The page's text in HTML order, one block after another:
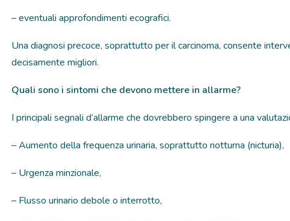
– eventuali approfondimenti ecografici.
Una diagnosi precoce, soprattutto per il carcinoma, consente
decisamente migliori.
Quali sono i sintomi che devono mettere in allarme?
I principali segnali d’allarme che dovrebbero spingere a una
– Aumento della frequenza urinaria, soprattutto notturna (nicturia),
– Urgenza minzionale,
– Flusso urinario debole o interrotto,